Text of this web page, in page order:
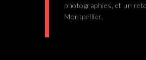
photographies, et un
Montpellier.